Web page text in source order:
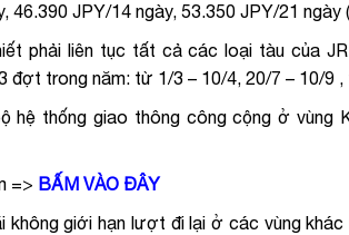
JPY/14 ngày, 53.350 JPY/21 ngày
phải liên tục tất cả các loại tàu của JR
đợt trong năm: từ 1/3 – 10/4, 20/7 – 10/9
hệ thống giao thông công cộng ở vùng
=> BẤM VÀO ĐÂY
giới hạn lượt đi lại ở các vùng